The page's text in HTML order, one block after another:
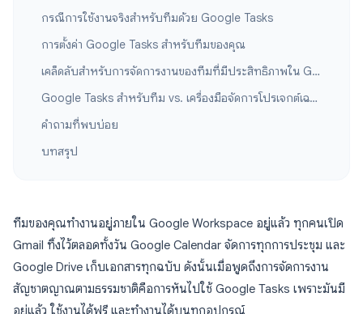
กรณีการใช้งานจริงสำหรับทีมด้วย Google Tasks
การตั้งค่า Google Tasks สำหรับทีมของคุณ
เคล็ดลับสำหรับการจัดการงานของทีมที่มีประสิทธิภาพใน Google Workspace
Google Tasks สำหรับทีม vs. เครื่องมือจัดการโปรเจกต์เฉพาะทาง
คำถามที่พบบ่อย
บทสรุป
ทีมของคุณทำงานอยู่ภายใน Google Workspace อยู่แล้ว ทุกคนเปิด
Gmail ทิ้งไว้ตลอดทั้งวัน Google Calendar จัดการทุกการประชุม และ
Google Drive เก็บเอกสารทุกฉบับ ดังนั้นเมื่อพูดถึงการจัดการงาน
สัญชาตญาณตามธรรมชาติคือการหันไปใช้ Google Tasks เพราะมันมี
อยู่แล้ว ใช้งานได้ฟรี และทำงานได้บนทุกอุปกรณ์